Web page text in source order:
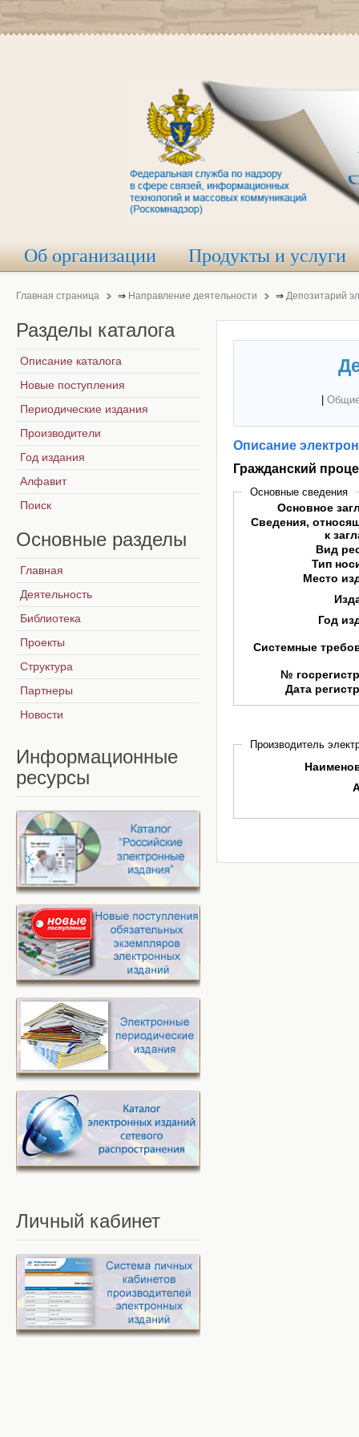
Об организации Продукты и услуги
Главная страница ⇒ Направление деятельности ⇒ Депозитарий
Описание
Гражданский
Основные сведения
Основное
Сведения,
к
Вид
Тип
Место
Год
Системные
№
Дата
Производитель
Разделы каталога
Описание каталога
Новые поступления
Периодические издания
Производители
Год издания
Алфавит
Поиск
Основные разделы
Главная
Деятельность
Библиотека
Проекты
Структура
Партнеры
Новости
Информационные
ресурсы
Личный кабинет